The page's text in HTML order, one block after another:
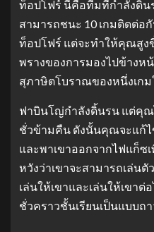
ท็อปโฟร์ นี่คือทีมที่กําลังดิ้
สามารถชนะ 10 เกมติดต่
ท็อปโฟร์ แต่จะทําให้คุณสูง
พรางของการมองไปข้างห
สุภาษิตโบราณของหนึ่งเกม
ฟาบินโญ่กําลังดิ้นรน แต่คุณ
ชั่วข้ามคืน ดังนั้นคุณจะแก้ไ
และพาเขาออกจากไฟแก็
หวังว่าเขาจะสามารถเล่นตั
เล่นให้เขาและเล่นให้เขา
ชั่วคราวชั้นเรียนเป็นแบบถา